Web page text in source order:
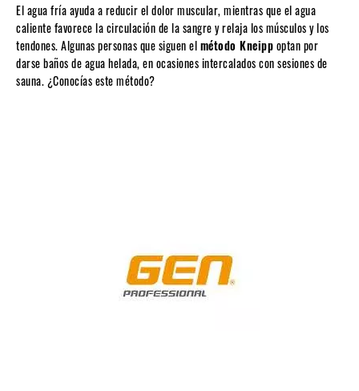
El agua fría ayuda a reducir el dolor muscular, mientras que el agua
caliente favorece la circulación de la sangre y relaja los músculos y los
tendones. Algunas personas que siguen elmétodo Kneippoptan por
darse baños de agua helada, en ocasiones intercalados con sesiones de
sauna. ¿Conocías este método?